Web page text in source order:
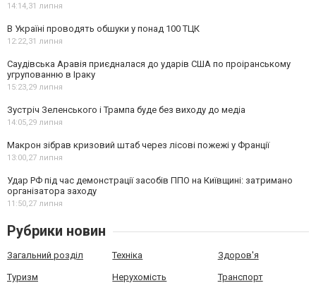
14:14,31 липня
В Україні проводять обшуки у понад 100 ТЦК
12:22,31 липня
Саудівська Аравія приєдналася до ударів США по проіранському
угрупованню в Іраку
15:23,29 липня
Зустріч Зеленського і Трампа буде без виходу до медіа
14:05,29 липня
Макрон зібрав кризовий штаб через лісові пожежі у Франції
13:00,27 липня
Удар РФ під час демонстрації засобів ППО на Київщині: затримано
організатора заходу
11:50,27 липня
Рубрики новин
Загальний розділ Техніка Здоров'я
Туризм Нерухомість Транспорт